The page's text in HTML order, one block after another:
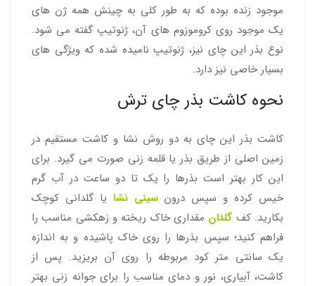
موجود زنده بوده که به طور کلی به چینش همه ژن های
یک موجود روی کروموزوم های آن، ژنوتیپ گفته می شود.
نوع بذر این چای نیز، ژنوتیپ نامیده شده که ویژگی های
بسیار خاصی نیز دارد.
نحوه کاشت بذر چای ترش
کاشت بذر این چای به دو روش نشا و کاشت مستقیم در
زمین اصلی از طریق بذر یا قلمه زنی صورت می گیرد. برای
این کار بهتر است بذرها را یک تا دو ساعت در آب گرم
خیس کرده و سپس درونسینی نشا یا گلدانی کوچک
بکارید. کف گلدان مقداری خاک ریخته و زهکشی مناسب را
فراهم کنید؛ سپس بذرها را روی خاک پاشیده و به اندازه
یک سانتی متر کود مربوطه را روی آن بریزید. پس از
کاشت، آبیاری، نور و دمای مناسب را برای جوانه زنی بهتر